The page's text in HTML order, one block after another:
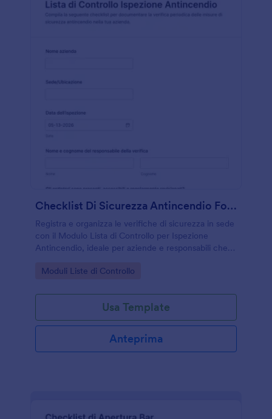
Checklist Di Sicurezza Antincendio Form
Registra e organizza le verifiche di sicurezza in sede
con il Modulo Lista di Controllo per Ispezione
Antincendio, ideale per aziende e responsabili che
Go to Category:
Moduli Liste di Controllo
Usa Template
Anteprima